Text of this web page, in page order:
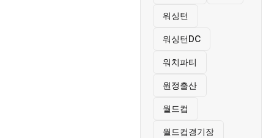
워싱턴
워싱턴DC
워치파티
원정출산
월드컵
월드컵경기장